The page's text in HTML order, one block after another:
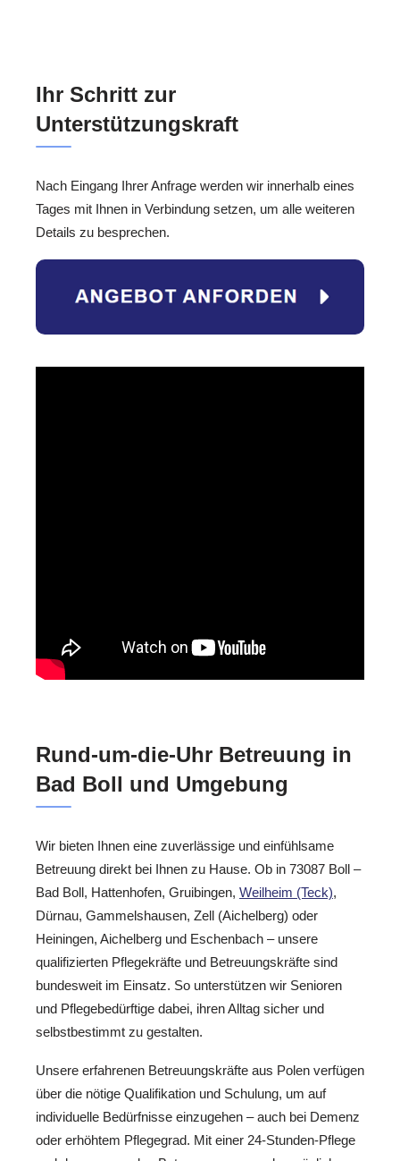
Ihr Schritt zur
Unterstützungskraft
Nach Eingang Ihrer Anfrage werden wir innerhalb eines
Tages mit Ihnen in Verbindung setzen, um alle weiteren
Details zu besprechen.
Rund-um-die-Uhr Betreuung in
Bad Boll und Umgebung
Wir bieten Ihnen eine zuverlässige und einfühlsame
Betreuung direkt bei Ihnen zu Hause. Ob in 73087 Boll –
Bad Boll, Hattenhofen, Gruibingen, Weilheim (Teck),
Dürnau, Gammelshausen, Zell (Aichelberg) oder
Heiningen, Aichelberg und Eschenbach – unsere
qualifizierten Pflegekräfte und Betreuungskräfte sind
bundesweit im Einsatz. So unterstützen wir Senioren
und Pflegebedürftige dabei, ihren Alltag sicher und
selbstbestimmt zu gestalten.
Unsere erfahrenen Betreuungskräfte aus Polen verfügen
über die nötige Qualifikation und Schulung, um auf
individuelle Bedürfnisse einzugehen – auch bei Demenz
oder erhöhtem Pflegegrad. Mit einer 24-Stunden-Pflege